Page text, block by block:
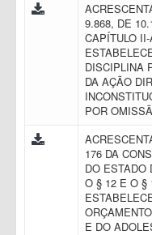
9.868, DE
CAPÍTULO
DISCIPLINA
DA AÇÃO
POR
176 DA
DO ESTADO
O § 12 E O §
E DO